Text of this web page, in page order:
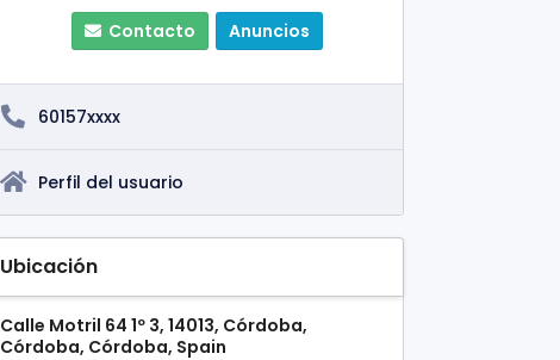
Contacto Anuncios
60157xxxx
Perfil del usuario
Ubicación
Calle Motril 64 1º 3, 14013, Córdoba,
Córdoba, Córdoba, Spain